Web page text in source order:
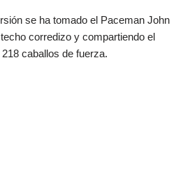
se ha tomado el Paceman John
corredizo y compartiendo el
caballos de fuerza.